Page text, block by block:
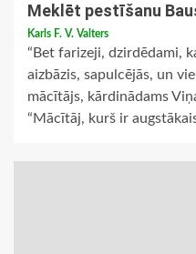
Meklēt pestīšanu
Karls F. V. Valters
“Bet farizeji, dzirdēdami,
aizbāzis, sapulcējās, un
mācītājs, kārdinādams
“Mācītāj, kurš ir